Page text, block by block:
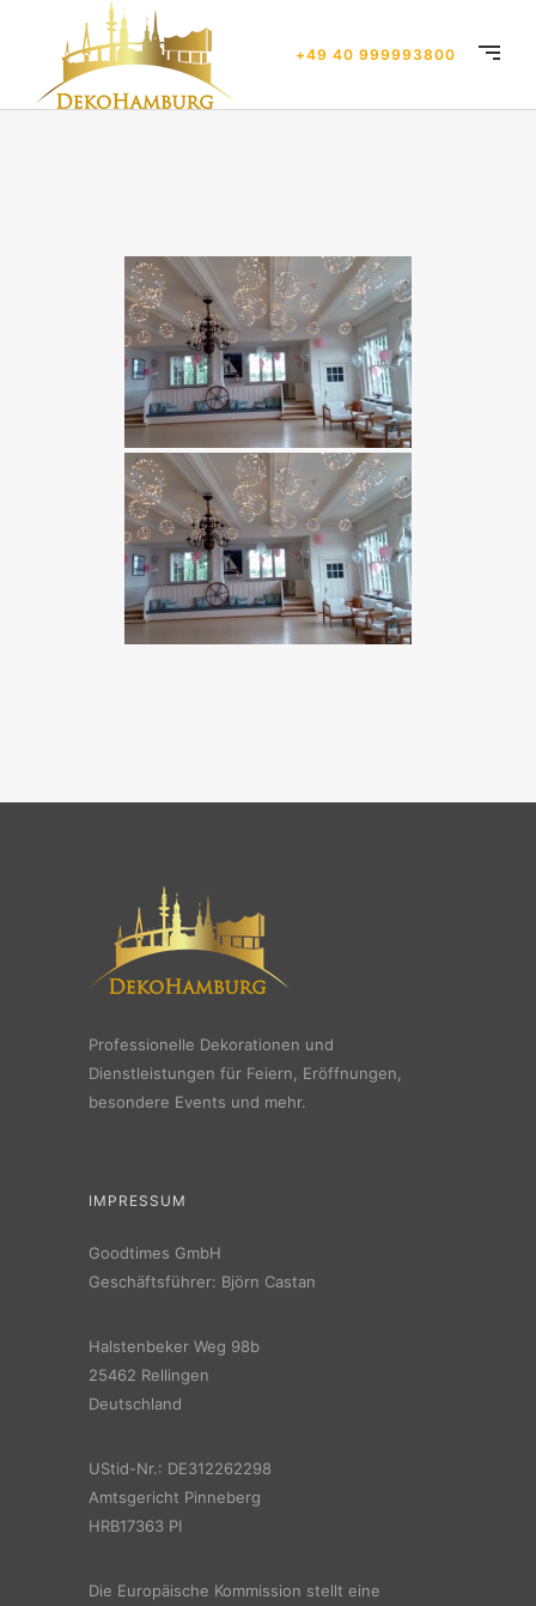
+49 40 999993800
Professionelle Dekorationen und
Dienstleistungen für Feiern, Eröffnungen,
besondere Events und mehr.
IMPRESSUM
Goodtimes GmbH
Geschäftsführer: Björn Castan
Halstenbeker Weg 98b
25462 Rellingen
Deutschland
UStid-Nr.: DE312262298
Amtsgericht Pinneberg
HRB17363 PI
Die Europäische Kommission stellt eine